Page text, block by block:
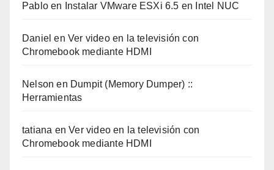
Pablo en Instalar VMware ESXi 6.5 en Intel NUC
Daniel enVer video en la televisión con
Chromebook mediante HDMI
Nelson en Dumpit (Memory Dumper) ::
Herramientas
tatiana enVer video en la televisión con
Chromebook mediante HDMI